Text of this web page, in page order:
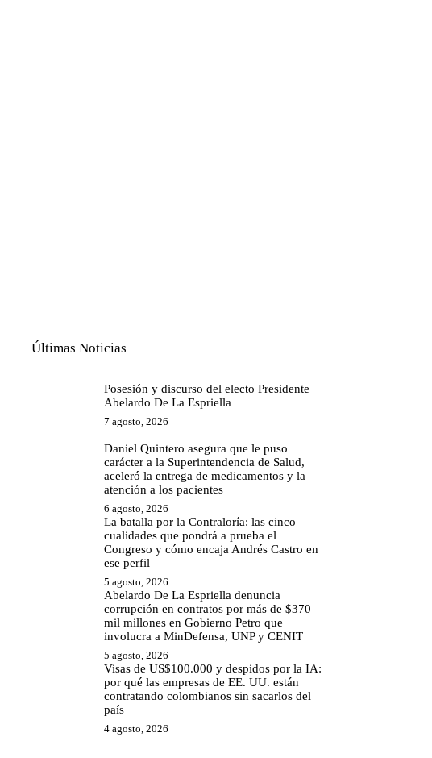
Últimas Noticias
Posesión y discurso del electo Presidente
Abelardo De La Espriella
7 agosto, 2026
Daniel Quintero asegura que le puso
carácter a la Superintendencia de Salud,
aceleró la entrega de medicamentos y la
atención a los pacientes
6 agosto, 2026
La batalla por la Contraloría: las cinco
cualidades que pondrá a prueba el
Congreso y cómo encaja Andrés Castro en
ese perfil
5 agosto, 2026
Abelardo De La Espriella denuncia
corrupción en contratos por más de $370
mil millones en Gobierno Petro que
involucra a MinDefensa, UNP y CENIT
5 agosto, 2026
Visas de US$100.000 y despidos por la IA:
por qué las empresas de EE. UU. están
contratando colombianos sin sacarlos del
país
4 agosto, 2026